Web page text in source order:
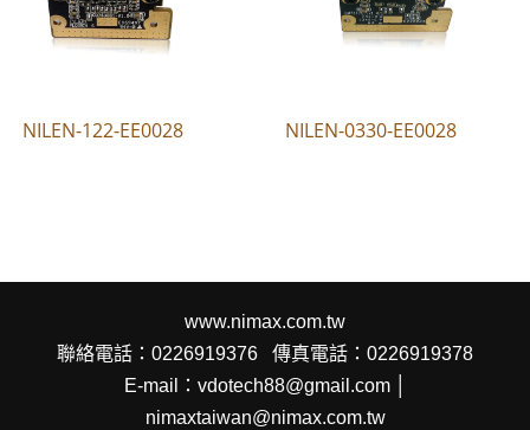
NILEN-122-EE0028 NILEN-0330-EE0028
www.nimax.com.tw
聯絡電話：0226919376 傳真電話：0226919378
E-mail：vdotech88@gmail.com │
nimaxtaiwan@nimax.com.tw